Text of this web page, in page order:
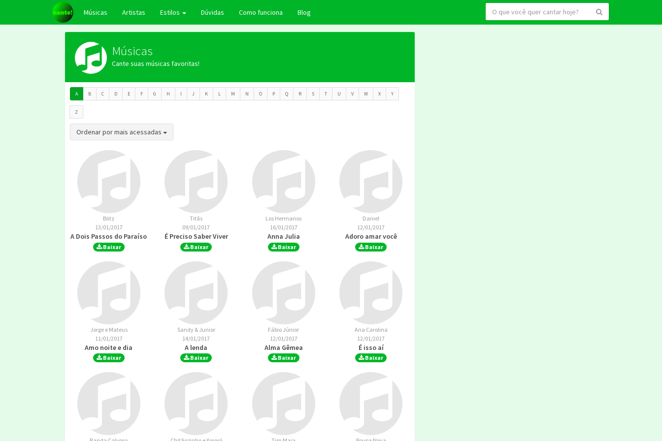
Músicas Artistas Estilos Dúvidas Como funciona Blog
Músicas
Cante suas músicas favoritas!
A B C D E F G H I J K L M N O P Q R S T U V W X Y
Z
Ordenar por mais acessadas Toggle Dropdown
Blitz
13/01/2017
A Dois Passos do Paraíso
Baixar
Titãs
09/01/2017
É Preciso Saber Viver
Baixar
Los Hermanos
16/01/2017
Anna Julia
Baixar
Daniel
12/01/2017
Adoro amar você
Baixar
Jorge e Mateus
11/01/2017
Amo noite e dia
Baixar
Sandy & Junior
14/01/2017
A lenda
Baixar
Fábio Júnior
12/01/2017
Alma Gêmea
Baixar
Ana Carolina
12/01/2017
É isso aí
Baixar